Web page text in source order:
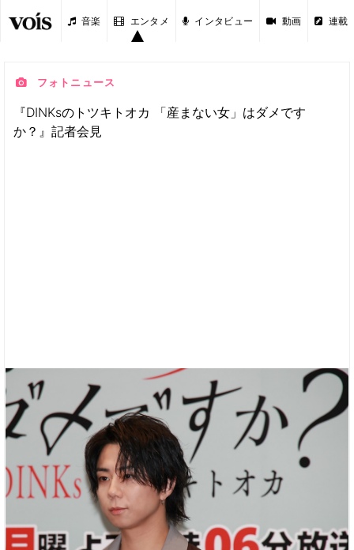
音楽 エンタメ インタビュー 動画 連載
フォトニュース
『DINKsのトツキトオカ 「産まない女」はダメです
か？』記者会見